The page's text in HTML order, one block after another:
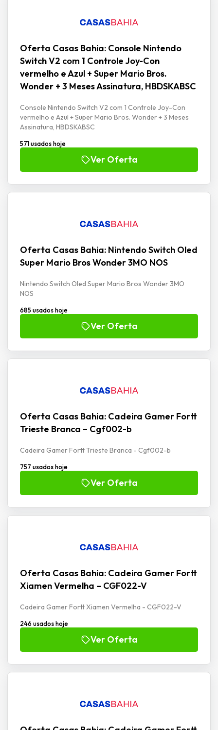
Oferta Casas Bahia: Console Nintendo
Switch V2 com 1 Controle Joy-Con
vermelho e Azul + Super Mario Bros.
Wonder + 3 Meses Assinatura, HBDSKABSC
Console Nintendo Switch V2 com 1 Controle Joy-Con
vermelho e Azul + Super Mario Bros. Wonder + 3 Meses
Assinatura, HBDSKABSC
571 usados hoje
Ver Oferta
Oferta Casas Bahia: Nintendo Switch Oled
Super Mario Bros Wonder 3MO NOS
Nintendo Switch Oled Super Mario Bros Wonder 3MO
NOS
685 usados hoje
Ver Oferta
Oferta Casas Bahia: Cadeira Gamer Fortt
Trieste Branca – Cgf002-b
Cadeira Gamer Fortt Trieste Branca - Cgf002-b
757 usados hoje
Ver Oferta
Oferta Casas Bahia: Cadeira Gamer Fortt
Xiamen Vermelha – CGF022-V
Cadeira Gamer Fortt Xiamen Vermelha - CGF022-V
246 usados hoje
Ver Oferta